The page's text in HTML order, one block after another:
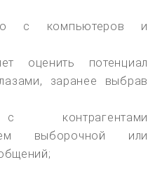
с компьютеров и
оценить потенциал
заранее выбрав
с контрагентами
выборочной или